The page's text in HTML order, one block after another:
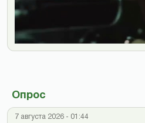
Опрос
7 августа 2026 - 01:44